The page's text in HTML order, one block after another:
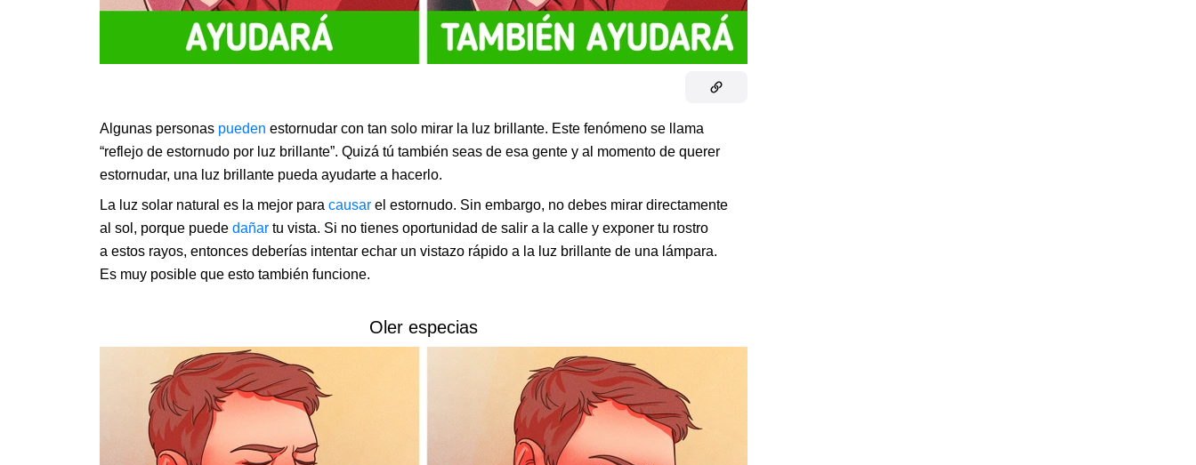
Algunas personas pueden estornudar con tan solo mirar la luz brillante. Este fenómeno se llama
“reflejo de estornudo por luz brillante”. Quizá tú también seas de esa gente y al momento de querer
estornudar, una luz brillante pueda ayudarte a hacerlo.
La luz solar natural es la mejor para causar el estornudo. Sin embargo, no debes mirar directamente
al sol, porque puede dañar tu vista. Si no tienes oportunidad de salir a la calle y exponer tu rostro
a estos rayos, entonces deberías intentar echar un vistazo rápido a la luz brillante de una lámpara.
Es muy posible que esto también funcione.
Oler especias